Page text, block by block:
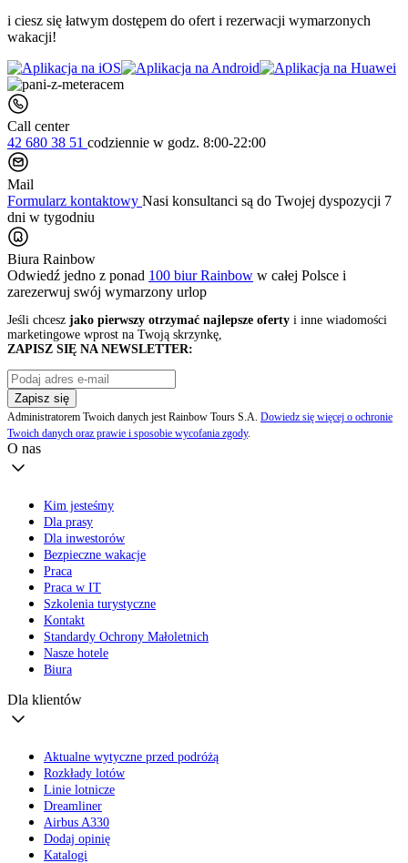
i ciesz się łatwym dostępem do ofert i rezerwacji wymarzonych
wakacji!
Call center
42 680 38 51 codziennie w godz. 8:00-22:00
Mail
Formularz kontaktowy Nasi konsultanci są do Twojej dyspozycji 7
dni w tygodniu
Biura Rainbow
Odwiedź jedno z ponad 100 biur Rainbow w całej Polsce i
zarezerwuj swój wymarzony urlop
Jeśli chcesz jako pierwszy otrzymać najlepsze oferty i inne wiadomości
marketingowe wprost na Twoją skrzynkę,
ZAPISZ SIĘ NA NEWSLETTER:
Zapisz się
Administratorem Twoich danych jest Rainbow Tours S.A. Dowiedz się więcej o ochronie
Twoich danych oraz prawie i sposobie wycofania zgody.
O nas
Kim jesteśmy
Dla prasy
Dla inwestorów
Bezpieczne wakacje
Praca
Praca w IT
Szkolenia turystyczne
Kontakt
Standardy Ochrony Małoletnich
Nasze hotele
Biura
Dla klientów
Aktualne wytyczne przed podróżą
Rozkłady lotów
Linie lotnicze
Dreamliner
Airbus A330
Dodaj opinię
Katalogi